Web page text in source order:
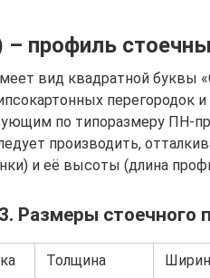
– профиль
вид квадратной буквы
перегородок
по типоразмеру ПН-
производить,
и её высоты (длина
Размеры стоечного
Толщина